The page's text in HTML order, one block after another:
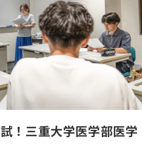
！三重大学医学部医学